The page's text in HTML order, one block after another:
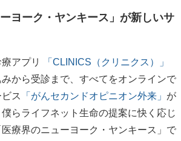
ーヨーク・ヤンキース」が新しいサ
アプリ
「CLINICS（クリニクス）」
から受診まで、すべてをオンラインで
ス
「がんセカンドオピニオン外来」 が
らライフネット生命の提案に快く応じ
療界のニューヨーク・ヤンキース」で